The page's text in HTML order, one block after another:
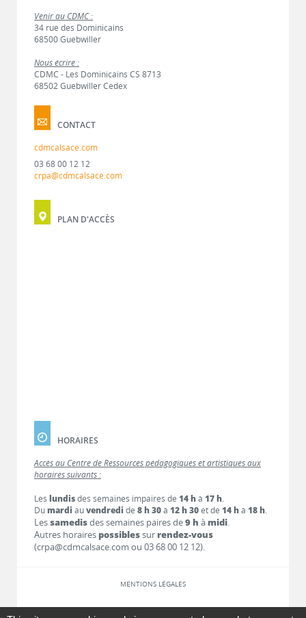
Venir au CDMC :
34 rue des Dominicains
68500 Guebwiller
Nous écrire :
CDMC - Les Dominicains CS 8713
68502 Guebwiller Cedex
CONTACT
cdmcalsace.com
03 68 00 12 12
crpa@cdmcalsace.com
PLAN D'ACCÈS
HORAIRES
Accès au Centre de Ressources pédagogiques et artistiques aux
horaires suivants :
Les lundisdes semaines impaires de 14 hà 17 h.
Dumardi auvendredi de 8 h 30à 12 h 30et de 14 hà 18 h.
Lessamedisdes semaines paires de9 h à midi.
Autres horaires possiblessur rendez-vous
(crpa@cdmcalsace.com ou 03 68 00 12 12).
MENTIONS LÉGALES